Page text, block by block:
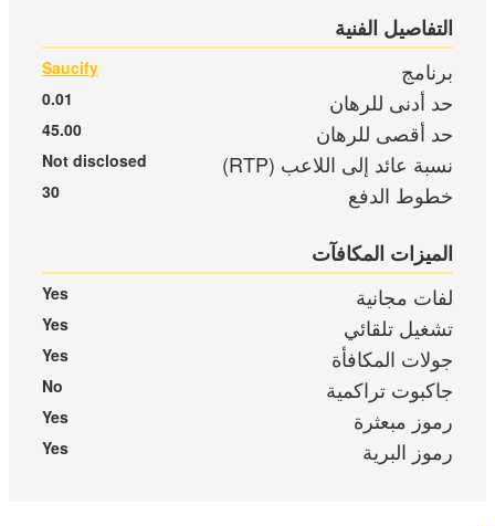
التفاصيل الفنية
برنامج
Saucify
حد أدنى للرهان 0.01
حد أقصى للرهان 45.00
نسبة عائد إلى اللاعب (RTP) Not disclosed
خطوط الدفع 30
الميزات المكافآت
لفات مجانية
Yes
تشغيل تلقائي Yes
جولات المكافأة Yes
جاكبوت تراكمية No
رموز مبعثرة Yes
رموز البرية Yes